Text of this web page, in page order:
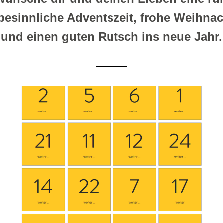
Adventszeit, frohe
und einen guten Rutsch ins neue Jahr.